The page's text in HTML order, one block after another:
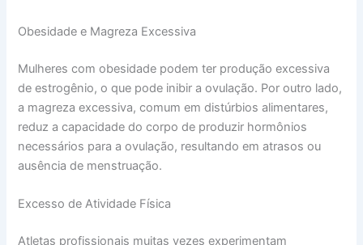
Obesidade e Magreza Excessiva
Mulheres com obesidade podem ter produção excessiva
de estrogênio, o que pode inibir a ovulação. Por outro lado,
a magreza excessiva, comum em distúrbios alimentares,
reduz a capacidade do corpo de produzir hormônios
necessários para a ovulação, resultando em atrasos ou
ausência de menstruação.
Excesso de Atividade Física
Atletas profissionais muitas vezes experimentam